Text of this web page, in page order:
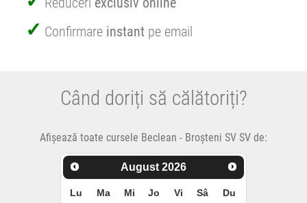
Confirmare instant pe email
Când doriți să călătoriți?
Afișează toate cursele Beclean - Broșteni SV SV de:
August 2026
Lu Ma Mi Jo Vi Sâ Du